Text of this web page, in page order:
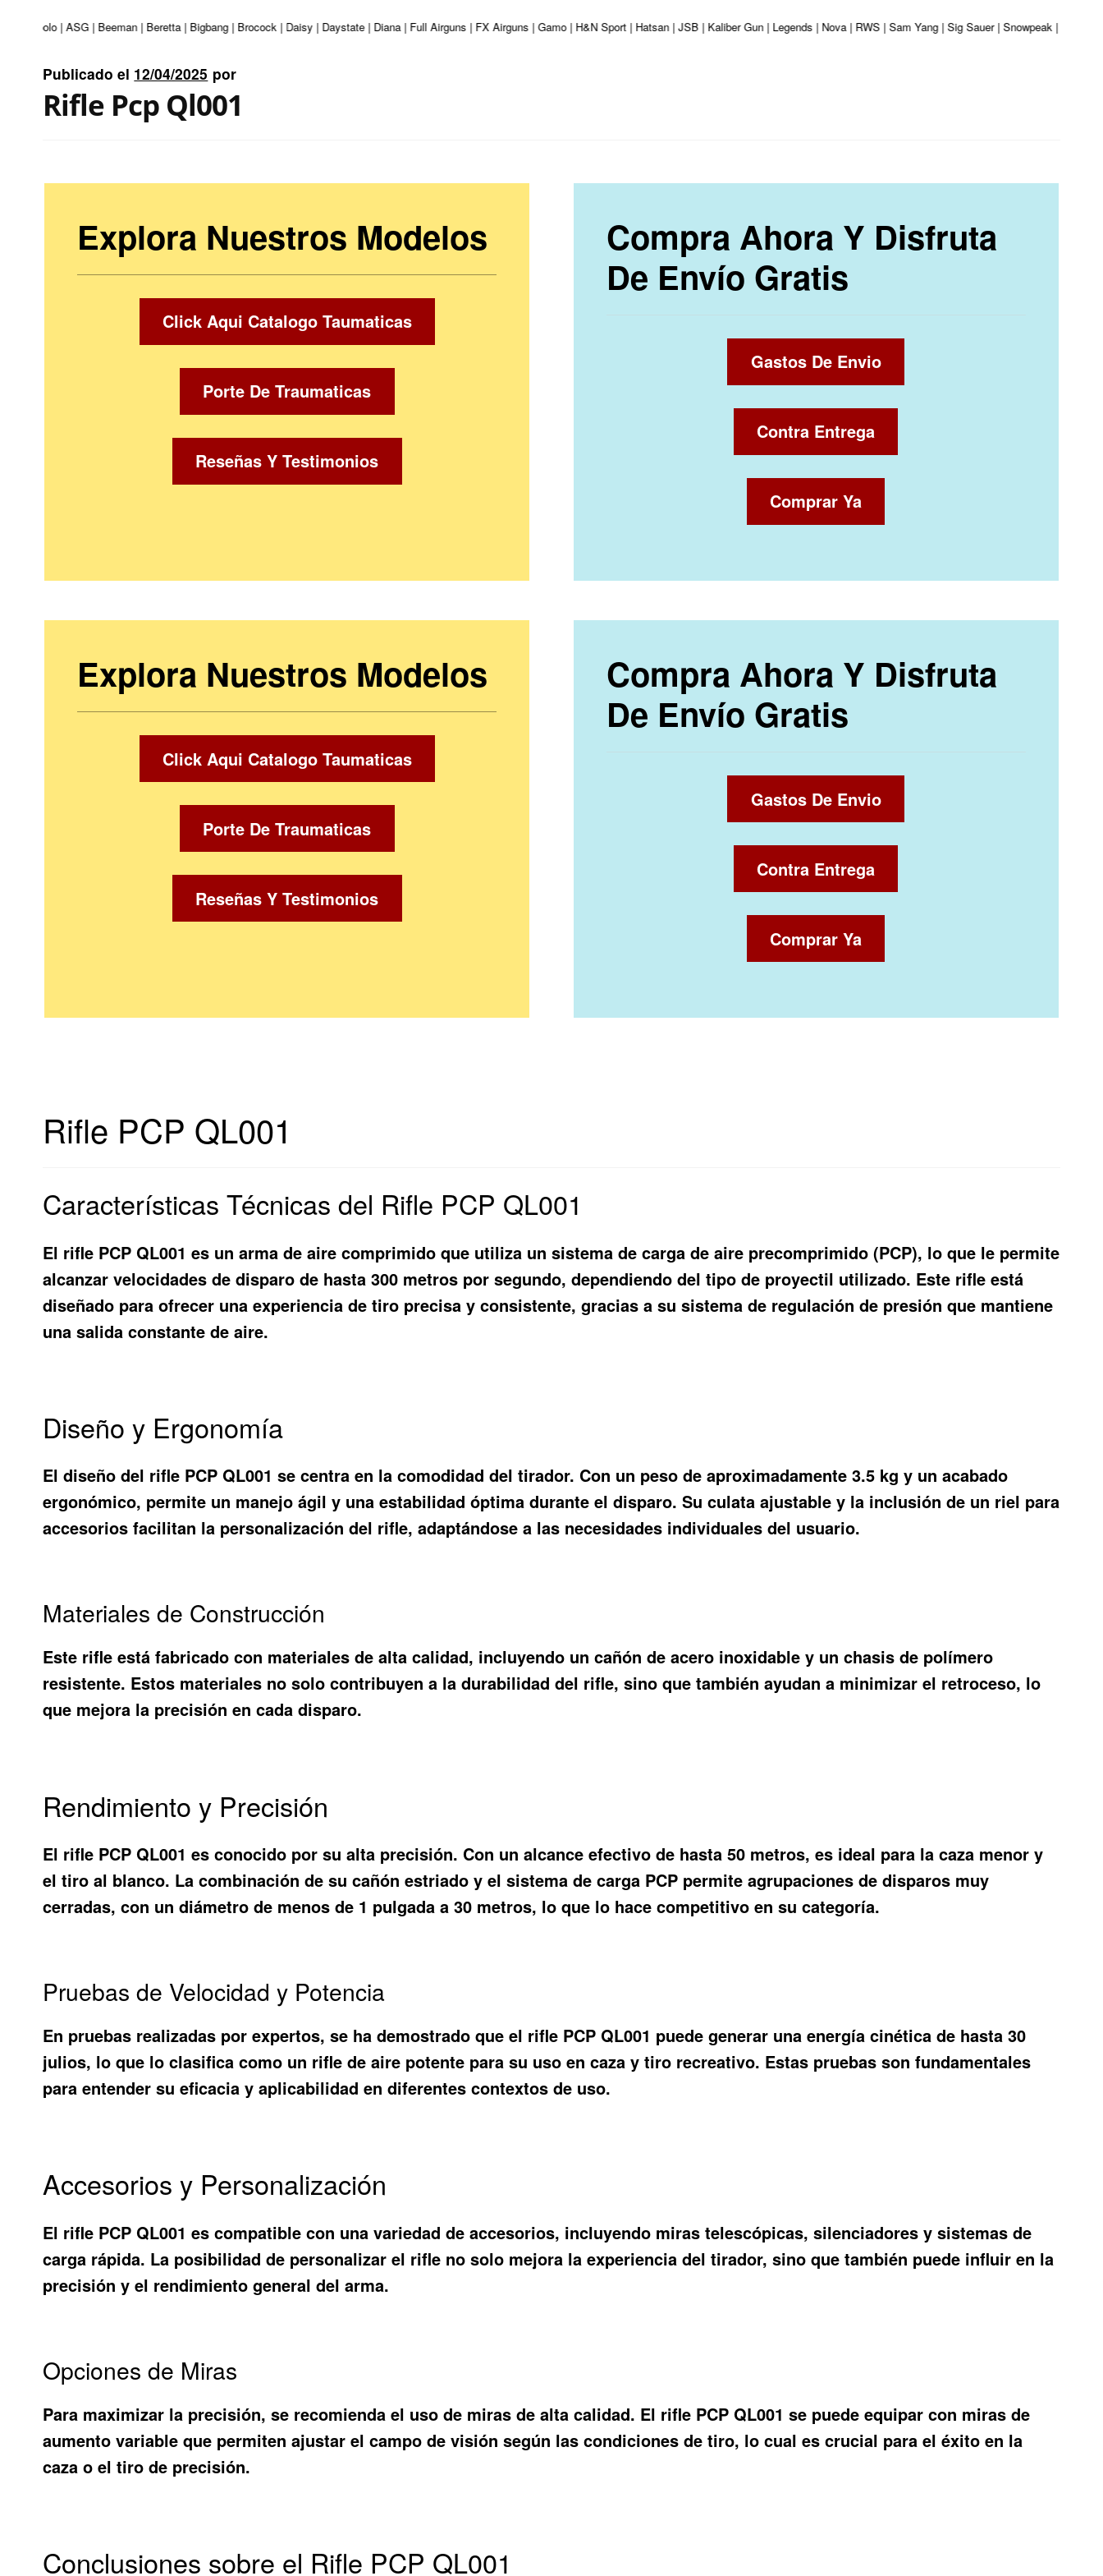
Apolo | ASG | Beeman | Beretta | Bigbang | Brocock | Daisy | Daystate | Diana | Full Airguns | FX Airguns | Gamo | H&N Sport | Hatsan | JSB | Kaliber Gun | Legends | Nova | RWS | Sam Yang | Sig Sauer | Snowpeak | Umarex |
Publicado el 12/04/2025 por
Rifle Pcp Ql001
Explora Nuestros Modelos
Click Aqui Catalogo Taumaticas
Porte De Traumaticas
Reseñas Y Testimonios
Compra Ahora Y Disfruta
De Envío Gratis
Gastos De Envio
Contra Entrega
Comprar Ya
Explora Nuestros Modelos
Click Aqui Catalogo Taumaticas
Porte De Traumaticas
Reseñas Y Testimonios
Compra Ahora Y Disfruta
De Envío Gratis
Gastos De Envio
Contra Entrega
Comprar Ya
Rifle PCP QL001
Características Técnicas del Rifle PCP QL001
El rifle PCP QL001 es un arma de aire comprimido que utiliza un sistema de carga de aire precomprimido (PCP), lo que le permite
alcanzar velocidades de disparo de hasta 300 metros por segundo, dependiendo del tipo de proyectil utilizado. Este rifle está
diseñado para ofrecer una experiencia de tiro precisa y consistente, gracias a su sistema de regulación de presión que mantiene
una salida constante de aire.
Diseño y Ergonomía
El diseño del rifle PCP QL001 se centra en la comodidad del tirador. Con un peso de aproximadamente 3.5 kg y un acabado
ergonómico, permite un manejo ágil y una estabilidad óptima durante el disparo. Su culata ajustable y la inclusión de un riel para
accesorios facilitan la personalización del rifle, adaptándose a las necesidades individuales del usuario.
Materiales de Construcción
Este rifle está fabricado con materiales de alta calidad, incluyendo un cañón de acero inoxidable y un chasis de polímero
resistente. Estos materiales no solo contribuyen a la durabilidad del rifle, sino que también ayudan a minimizar el retroceso, lo
que mejora la precisión en cada disparo.
Rendimiento y Precisión
El rifle PCP QL001 es conocido por su alta precisión. Con un alcance efectivo de hasta 50 metros, es ideal para la caza menor y
el tiro al blanco. La combinación de su cañón estriado y el sistema de carga PCP permite agrupaciones de disparos muy
cerradas, con un diámetro de menos de 1 pulgada a 30 metros, lo que lo hace competitivo en su categoría.
Pruebas de Velocidad y Potencia
En pruebas realizadas por expertos, se ha demostrado que el rifle PCP QL001 puede generar una energía cinética de hasta 30
julios, lo que lo clasifica como un rifle de aire potente para su uso en caza y tiro recreativo. Estas pruebas son fundamentales
para entender su eficacia y aplicabilidad en diferentes contextos de uso.
Accesorios y Personalización
El rifle PCP QL001 es compatible con una variedad de accesorios, incluyendo miras telescópicas, silenciadores y sistemas de
carga rápida. La posibilidad de personalizar el rifle no solo mejora la experiencia del tirador, sino que también puede influir en la
precisión y el rendimiento general del arma.
Opciones de Miras
Para maximizar la precisión, se recomienda el uso de miras de alta calidad. El rifle PCP QL001 se puede equipar con miras de
aumento variable que permiten ajustar el campo de visión según las condiciones de tiro, lo cual es crucial para el éxito en la
caza o el tiro de precisión.
Conclusiones sobre el Rifle PCP QL001